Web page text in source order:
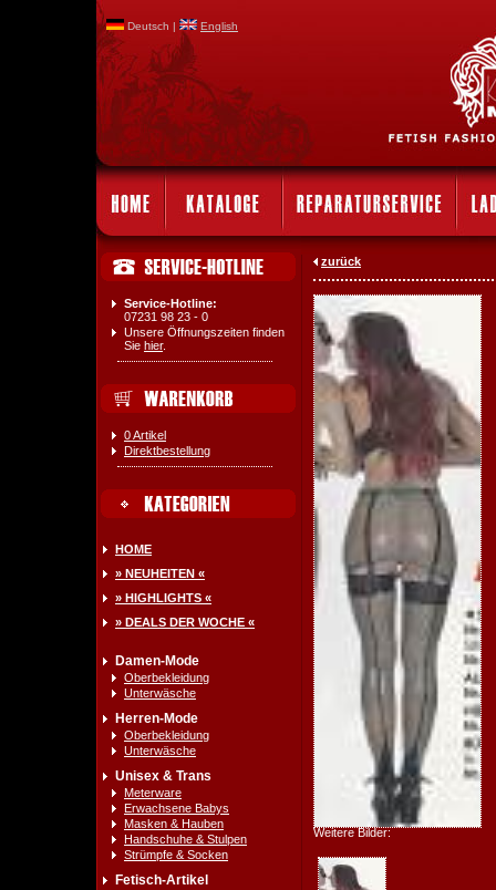
Deutsch | English
Service-Hotline:
07231 98 23 - 0
Unsere Öffnungszeiten finden
Sie hier.
0 Artikel
Direktbestellung
HOME
» NEUHEITEN «
» HIGHLIGHTS «
» DEALS DER WOCHE «
Damen-Mode
Oberbekleidung
Unterwäsche
Herren-Mode
Oberbekleidung
Unterwäsche
Unisex & Trans
Meterware
Erwachsene Babys
Masken & Hauben
Handschuhe & Stulpen
Strümpfe & Socken
Fetisch-Artikel
zurück
Weitere Bilder: